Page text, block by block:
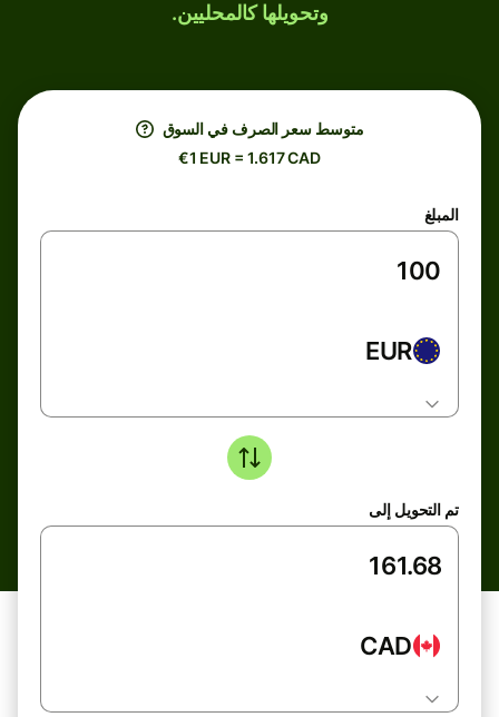
وتحويلها كالمحليين.
متوسط ​​سعر الصرف في السوق
€1 EUR = 1.617 CAD
المبلغ
EUR
تم التحويل إلى
CAD